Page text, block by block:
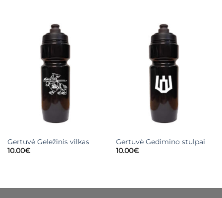
Gertuvė Geležinis vilkas
10.00€
Gertuvė Gedimino stulpai
10.00€